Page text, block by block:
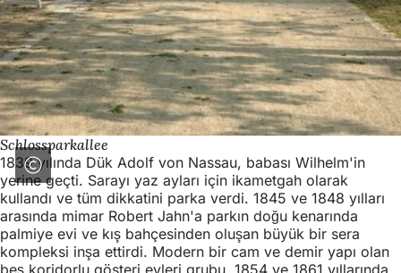
Schlossparkallee
1839 yılında Dük Adolf von Nassau, babası Wilhelm'in
yerine geçti. Sarayı yaz ayları için ikametgah olarak
kullandı ve tüm dikkatini parka verdi. 1845 ve 1848 yılları
arasında mimar Robert Jahn'a parkın doğu kenarında
palmiye evi ve kış bahçesinden oluşan büyük bir sera
kompleksi inşa ettirdi. Modern bir cam ve demir yapı olan